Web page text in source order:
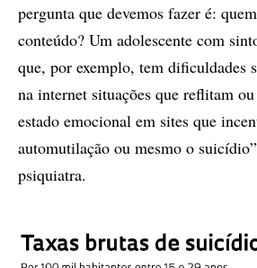
pergunta que devemos fazer é:
conteúdo? Um adolescente com
que, por exemplo, tem dificuldades
na internet situações que reflitam
estado emocional em sites que
automutilação ou mesmo o
psiquiatra.